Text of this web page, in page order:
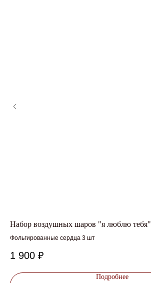
Набор воздушных шаров "я люблю тебя"
Фольгированные сердца 3 шт
1 900 ₽
Подробнее